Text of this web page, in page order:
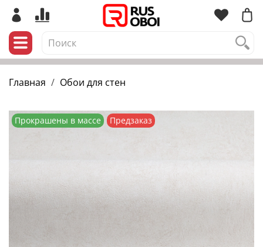
Главная Обои для стен
Прокрашены в массе Предзаказ